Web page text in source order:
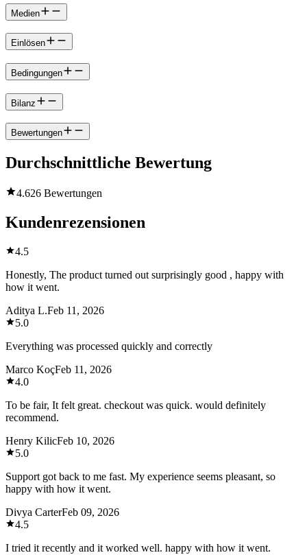
Medien
Einlösen
Bedingungen
Bilanz
Bewertungen
Durchschnittliche Bewertung
4.626 Bewertungen
Kundenrezensionen
4.5
Honestly, The product turned out surprisingly good , happy with
how it went.
Aditya L.Feb 11, 2026
5.0
Everything was processed quickly and correctly
Marco KoçFeb 11, 2026
4.0
To be fair, It felt great. checkout was quick. would definitely
recommend.
Henry KilicFeb 10, 2026
5.0
Support got back to me fast. My experience seems pleasant, so
happy with how it went.
Divya CarterFeb 09, 2026
4.5
I tried it recently and it worked well. happy with how it went.